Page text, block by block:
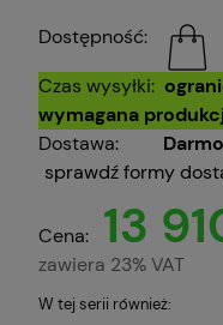
Dostępność:
Czas wysyłki:
wymagana
Dostawa:
sprawdź formy
Cena: 13
zawiera 23% VAT
W tej serii również: